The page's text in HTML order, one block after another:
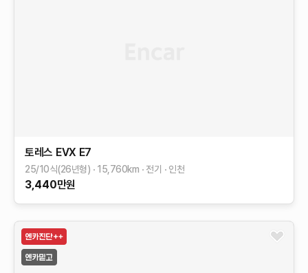
토레스 EVX E7
25/10식(26년형) 15,760km 전기 인천
3,440만원